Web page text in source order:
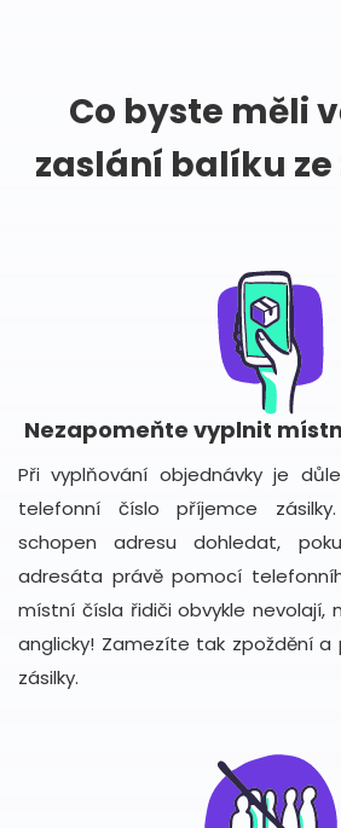
Co byste měli
zaslání balíku
Nezapomeňte vyplnit
Při vyplňování objednávky je
telefonní číslo příjemce
schopen adresu dohledat,
adresáta právě pomocí
místní čísla řidiči obvykle nevolají,
anglicky! Zamezíte tak zpoždění
zásilky.